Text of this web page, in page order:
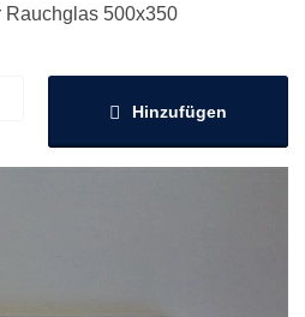
Rauchglas 500x350
Hinzufügen